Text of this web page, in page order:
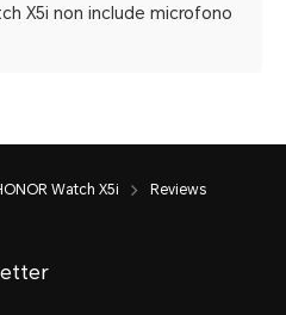
X5i non include microfono
Watch X5i Reviews